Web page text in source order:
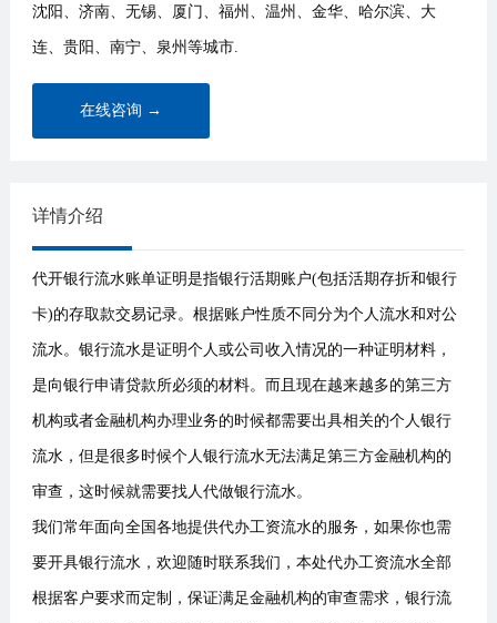
沈阳、济南、无锡、厦门、福州、温州、金华、哈尔滨、大
连、贵阳、南宁、泉州等城市.
在线咨询 →
详情介绍
代开银行流水账单证明是指银行活期账户(包括活期存折和银行
卡)的存取款交易记录。根据账户性质不同分为个人流水和对公
流水。银行流水是证明个人或公司收入情况的一种证明材料，
是向银行申请贷款所必须的材料。而且现在越来越多的第三方
机构或者金融机构办理业务的时候都需要出具相关的个人银行
流水，但是很多时候个人银行流水无法满足第三方金融机构的
审查，这时候就需要找人代做银行流水。
我们常年面向全国各地提供代办工资流水的服务，如果你也需
要开具银行流水，欢迎随时联系我们，本处代办工资流水全部
根据客户要求而定制，保证满足金融机构的审查需求，银行流